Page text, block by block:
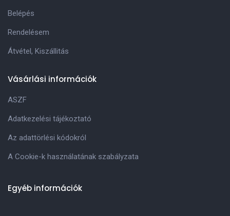
Belépés
Rendelésem
Átvétel, Kiszállitás
Vásárlási információk
ASZF
Adatkezelési tájékoztató
Az adattörlési kódokról
A Cookie-k használatának szabályzata
Egyéb információk